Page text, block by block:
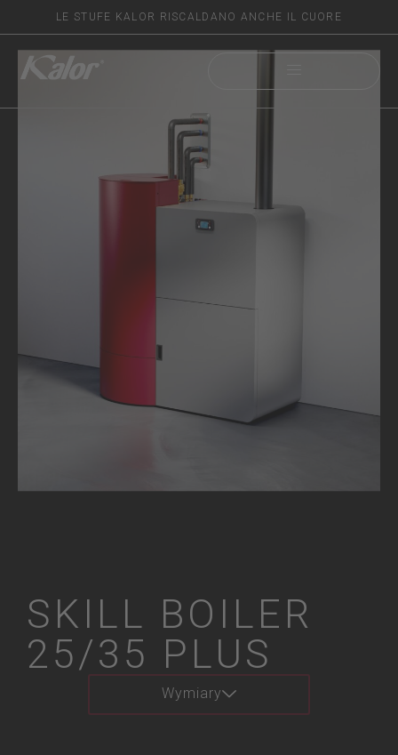
LE STUFE KALOR RISCALDANO ANCHE IL CUORE
SKILL BOILER
25/35 PLUS
Wymiary